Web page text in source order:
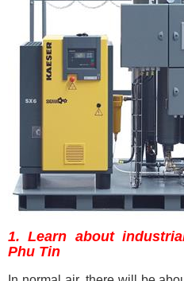
1. Learn about
Phu Tin